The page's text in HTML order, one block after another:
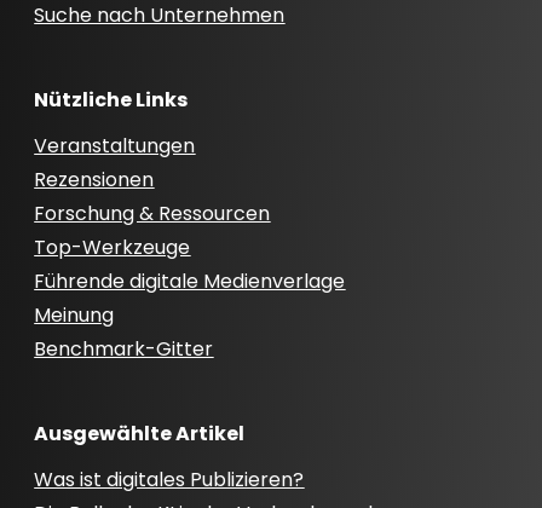
Suche nach Unternehmen
Nützliche Links
Veranstaltungen
Rezensionen
Forschung & Ressourcen
Top-Werkzeuge
Führende digitale Medienverlage
Meinung
Benchmark-Gitter
Ausgewählte Artikel
Was ist digitales Publizieren?